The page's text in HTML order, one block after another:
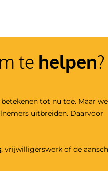
te helpen?
tot nu toe. Maar we
uitbreiden. Daarvoor
, vrijwilligerswerk of de